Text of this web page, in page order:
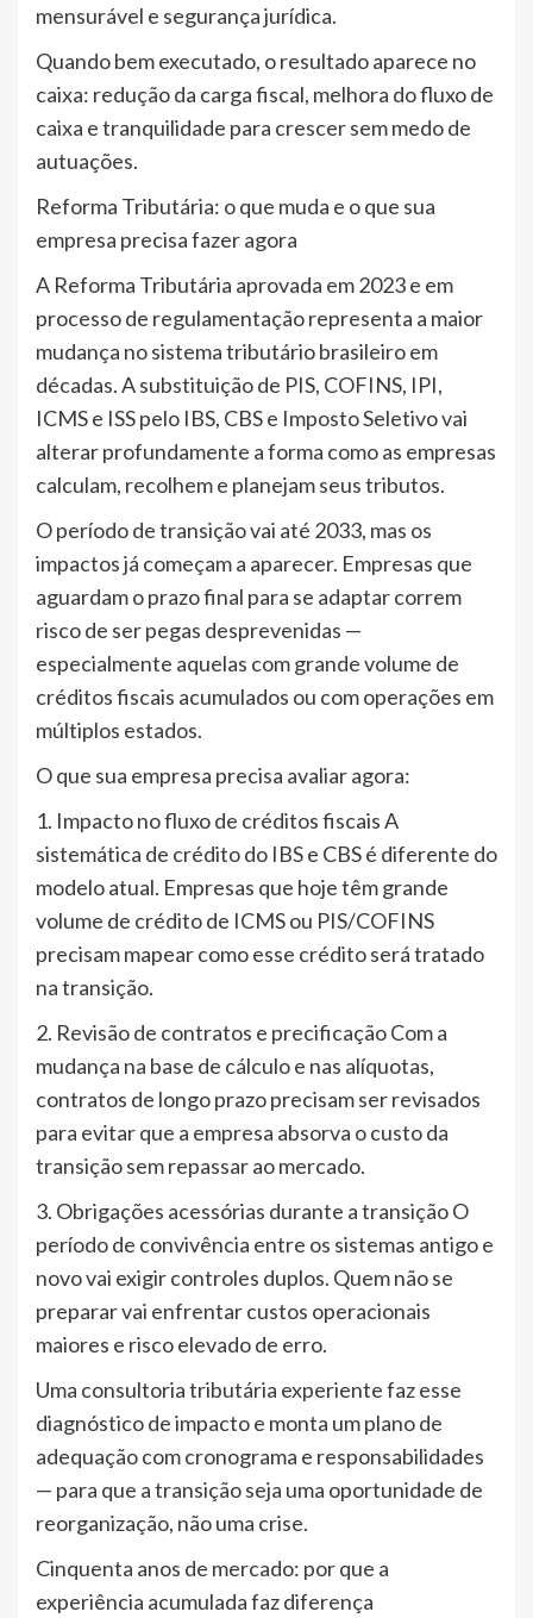
mensurável e segurança jurídica.
Quando bem executado, o resultado aparece no
caixa: redução da carga fiscal, melhora do fluxo de
caixa e tranquilidade para crescer sem medo de
autuações.
Reforma Tributária: o que muda e o que sua
empresa precisa fazer agora
A Reforma Tributária aprovada em 2023 e em
processo de regulamentação representa a maior
mudança no sistema tributário brasileiro em
décadas. A substituição de PIS, COFINS, IPI,
ICMS e ISS pelo IBS, CBS e Imposto Seletivo vai
alterar profundamente a forma como as empresas
calculam, recolhem e planejam seus tributos.
O período de transição vai até 2033, mas os
impactos já começam a aparecer. Empresas que
aguardam o prazo final para se adaptar correm
risco de ser pegas desprevenidas —
especialmente aquelas com grande volume de
créditos fiscais acumulados ou com operações em
múltiplos estados.
O que sua empresa precisa avaliar agora:
1. Impacto no fluxo de créditos fiscais A
sistemática de crédito do IBS e CBS é diferente do
modelo atual. Empresas que hoje têm grande
volume de crédito de ICMS ou PIS/COFINS
precisam mapear como esse crédito será tratado
na transição.
2. Revisão de contratos e precificação Com a
mudança na base de cálculo e nas alíquotas,
contratos de longo prazo precisam ser revisados
para evitar que a empresa absorva o custo da
transição sem repassar ao mercado.
3. Obrigações acessórias durante a transição O
período de convivência entre os sistemas antigo e
novo vai exigir controles duplos. Quem não se
preparar vai enfrentar custos operacionais
maiores e risco elevado de erro.
Uma consultoria tributária experiente faz esse
diagnóstico de impacto e monta um plano de
adequação com cronograma e responsabilidades
— para que a transição seja uma oportunidade de
reorganização, não uma crise.
Cinquenta anos de mercado: por que a
experiência acumulada faz diferença